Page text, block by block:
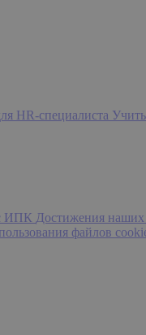
HR-специалиста
ИПК Достижения наших
файлов